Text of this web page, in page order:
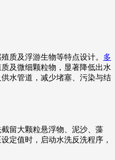
质及浮游生物等特点设计。 多
及微细颗粒物，显著降低出水
水管道，减少堵塞、污染与结
留大颗粒悬浮物、泥沙、藻
定值时，启动水洗反洗程序，